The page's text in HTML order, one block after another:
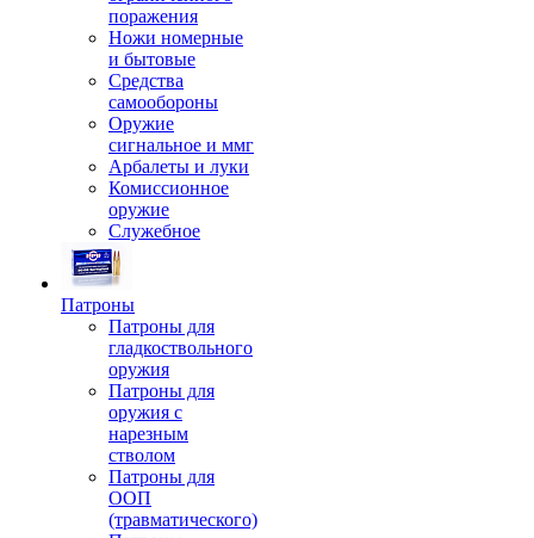
поражения
Ножи номерные
и бытовые
Средства
самообороны
Оружие
сигнальное и ммг
Арбалеты и луки
Комиссионное
оружие
Служебное
Патроны
Патроны для
гладкоствольного
оружия
Патроны для
оружия с
нарезным
стволом
Патроны для
ООП
(травматического)